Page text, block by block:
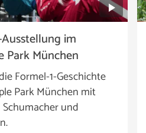
im
Park München
Formel-1-Geschichte
Park München mit
und